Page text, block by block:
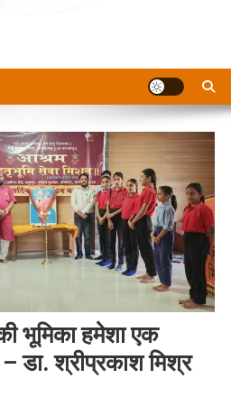
भूमिका हमेशा एक
डा. श्रीप्रकाश मिश्र